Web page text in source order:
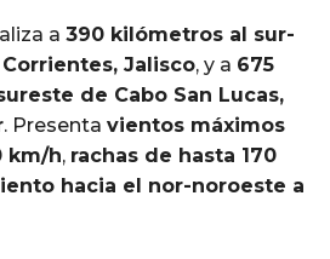
a 390 kilómetros al sur-
Jalisco, y a 675
de Cabo San Lucas,
. Presenta vientos máximos
km/h, rachas de hasta 170
hacia el nor-noroeste a